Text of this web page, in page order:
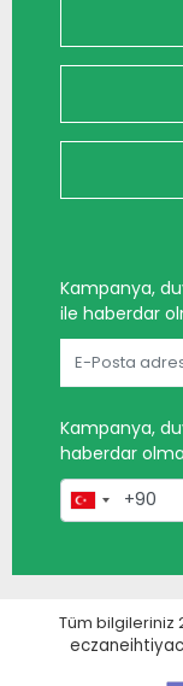
Kampanya,
ile haberdar
Kampanya,
haberdar
Tüm bilgileriniz